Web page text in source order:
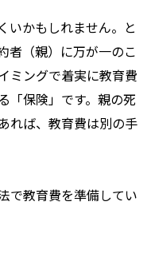
いかもしれません。と
者（親）に万が一のこ
ミングで着実に教育費
「保険」です。親の死
れば、教育費は別の手
で教育費を準備してい